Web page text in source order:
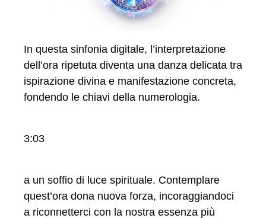
In questa sinfonia digitale, l’interpretazione
dell’ora ripetuta diventa una danza delicata tra
ispirazione divina e manifestazione concreta,
fondendo le chiavi della numerologia.
3:03
a un soffio di luce spirituale. Contemplare
quest’ora dona nuova forza, incoraggiandoci
a riconnetterci con la nostra essenza più